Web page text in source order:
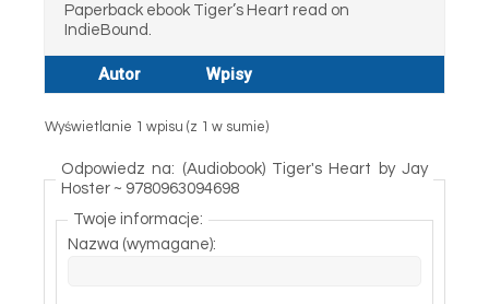
Paperback ebook Tiger’s Heart read on
IndieBound.
Autor Wpisy
Wyświetlanie 1 wpisu (z 1 w sumie)
Odpowiedz na: (Audiobook) Tiger's Heart by Jay
Hoster ~ 9780963094698
Twoje informacje:
Nazwa (wymagane):